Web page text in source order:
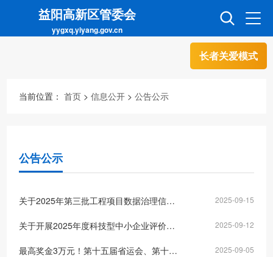
益阳高新区管委会
yygxq.yiyang.gov.cn
互动交流 政务超市
长者关爱模式
当前位置：首页 >信息公开 >公告公示
公告公示
关于2025年第三批工程项目数据治理信息情况的公示 2025-09-15
关于开展2025年度科技型中小企业评价工作的通知 2025-09-12
最高奖金3万元！第十五届省运会、第十二届省残运会“四项宣传标识”征集今日启动 2025-09-05